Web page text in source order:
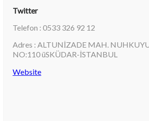
Twitter
Telefon : 0533 326 92 12
Adres : ALTUNİZADE MAH.
NO:110 üSKÜDAR-İSTANBUL
Website